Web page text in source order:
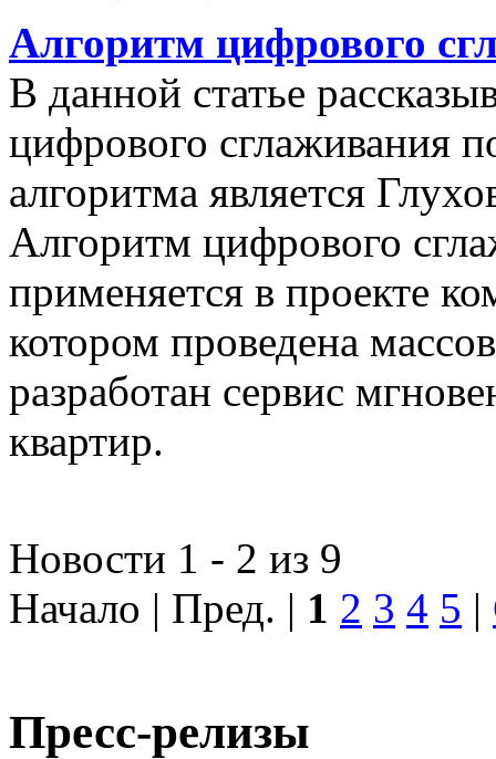
Алгоритм цифрового
В данной статье
цифрового сглаживания
алгоритма является
Алгоритм цифрового
применяется в проекте
котором проведена
разработан сервис
квартир.
Новости 1 - 2 из 9
Начало | Пред. | 1 2 3 4 5 |
Пресс-релизы